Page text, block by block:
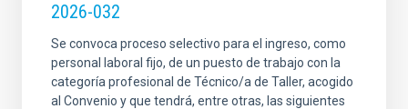
2026-032
Se convoca proceso selectivo para el ingreso, como
personal laboral fijo, de un puesto de trabajo con la
categoría profesional de Técnico/a de Taller, acogido
al Convenio y que tendrá, entre otras, las siguientes